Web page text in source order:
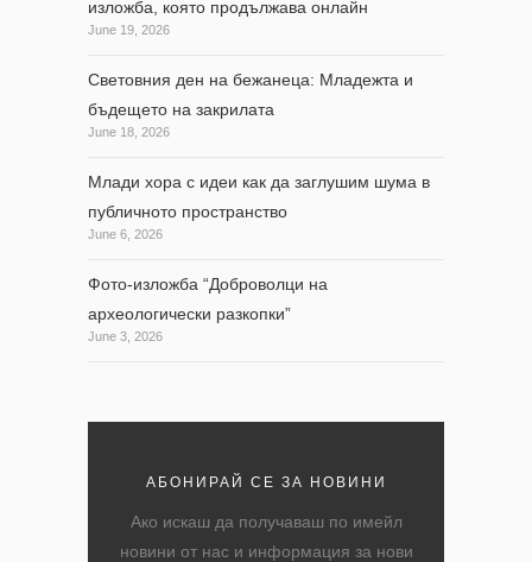
изложба, която продължава онлайн
June 19, 2026
Световния ден на бежанеца: Младежта и
бъдещето на закрилата
June 18, 2026
Млади хора с идеи как да заглушим шума в
публичното пространство
June 6, 2026
Фото-изложба “Доброволци на
археологически разкопки”
June 3, 2026
АБОНИРАЙ СЕ ЗА НОВИНИ
Ако искаш да получаваш по имейл
новини от нас и информация за нови